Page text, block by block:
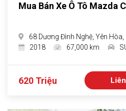
Mua Bán Xe Ô Tô Mazda
68 Dương Đình Nghệ, Yên Hòa,
2018
67,000 km
620 Triệu